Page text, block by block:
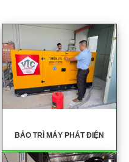
BẢO TRÌ MÁY PHÁT ĐIỆN